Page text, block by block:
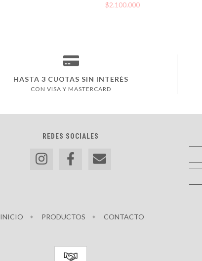
$2.100.000
HASTA 3 CUOTAS SIN INTERÉS
CON VISA Y MASTERCARD
REDES SOCIALES
INICIO PRODUCTOS CONTACTO